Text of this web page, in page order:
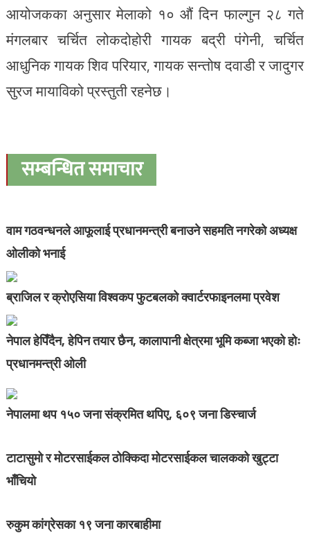
आयोजकका अनुसार मेलाको १० औं दिन फाल्गुन २८ गते
मंगलबार चर्चित लोकदोहोरी गायक बद्री पंगेनी, चर्चित
आधुनिक गायक शिव परियार, गायक सन्तोष दवाडी र जादुगर
सुरज मायाविको प्रस्तुती रहनेछ।
सम्बन्धित समाचार
वाम गठवन्धनले आफूलाई प्रधानमन्त्री बनाउने सहमति नगरेको अध्यक्ष
ओलीको भनाई
ब्राजिल र क्रोएसिया विश्वकप फुटबलको क्वार्टरफाइनलमा प्रवेश
नेपाल हेपिँदैन, हेपिन तयार छैन, कालापानी क्षेत्रमा भूमि कब्जा भएको होः
प्रधानमन्त्री ओली
नेपालमा थप १५० जना संक्रमित थपिए, ६०९ जना डिस्चार्ज
टाटासुमो र मोटरसाईकल ठोक्किदा मोटरसाईकल चालकको खुट्टा
भाँचियो
रुकुम कांग्रेसका १९ जना कारबाहीमा